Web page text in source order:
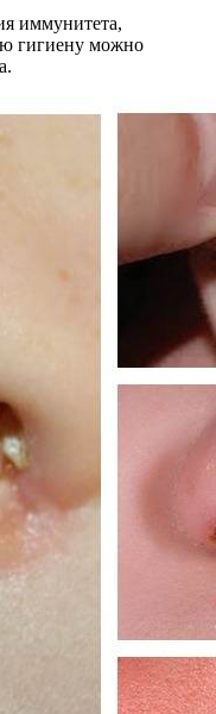
иммунитета,
гигиену можно